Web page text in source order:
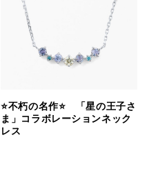
⭐️不朽の名作⭐️ 「星の王子さ
ま」コラボレーションネック
レス